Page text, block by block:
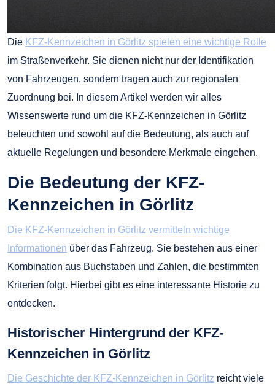
Die KFZ-Kennzeichen in Görlitz spielen eine wichtige Rolle
im Straßenverkehr. Sie dienen nicht nur der Identifikation
von Fahrzeugen, sondern tragen auch zur regionalen
Zuordnung bei. In diesem Artikel werden wir alles
Wissenswerte rund um die KFZ-Kennzeichen in Görlitz
beleuchten und sowohl auf die Bedeutung, als auch auf
aktuelle Regelungen und besondere Merkmale eingehen.
Die Bedeutung der KFZ-
Kennzeichen in Görlitz
Die KFZ-Kennzeichen in Görlitz vermitteln wichtige
Informationen über das Fahrzeug. Sie bestehen aus einer
Kombination aus Buchstaben und Zahlen, die bestimmten
Kriterien folgt. Hierbei gibt es eine interessante Historie zu
entdecken.
Historischer Hintergrund der KFZ-
Kennzeichen in Görlitz
Die Geschichte der KFZ-Kennzeichen in Görlitz reicht viele